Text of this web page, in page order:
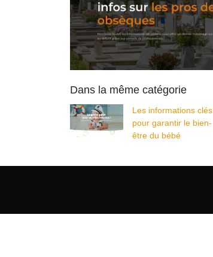
Dans la même catégorie
Les informations clés
pour garantir le bien-
être du bébé